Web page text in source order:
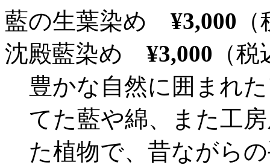
藍の生葉染め ¥3,000
沈殿藍染め ¥3,000 （
豊かな自然に囲まれ
てた藍や綿、また工
た植物で、昔ながら